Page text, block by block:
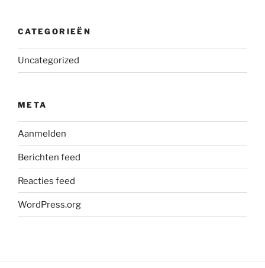
CATEGORIEËN
Uncategorized
META
Aanmelden
Berichten feed
Reacties feed
WordPress.org